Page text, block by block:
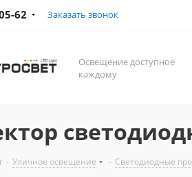
62 Заказать звонок
Освещение доступное
каждому
- Уличное освещение - Светодиодные